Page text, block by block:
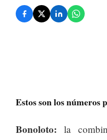
Estos son los números
Bonoloto: la